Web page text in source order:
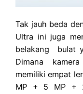
Tak jauh beda
Ultra ini juga
belakang bulat
Dimana
memiliki empat
MP + 5 MP +